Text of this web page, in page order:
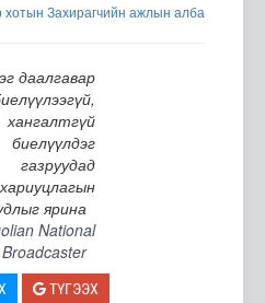
хотын Захирагчийн ажлын алба
даалгавар
хангалтгүй
биелүүлдэг
газруудад
хариуцлагын
ярина
National
Broadcaster
ТҮГЭЭХ